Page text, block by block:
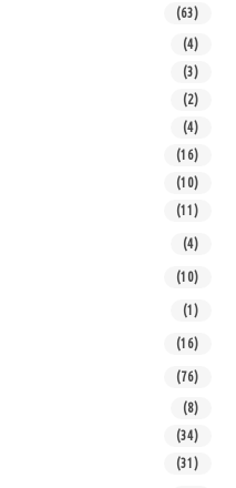
(63)
(4)
(3)
(2)
(4)
(16)
(10)
(11)
(4)
(10)
(1)
(16)
(76)
(8)
(34)
(31)